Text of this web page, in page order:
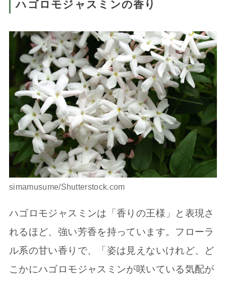
ハゴロモジャスミンの香り
simamusume/Shutterstock.com
ハゴロモジャスミンは「香りの王様」と表現さ
れるほど、強い芳香を持っています。フローラ
ル系の甘い香りで、「姿は見えないけれど、ど
こかにハゴロモジャスミンが咲いている気配が